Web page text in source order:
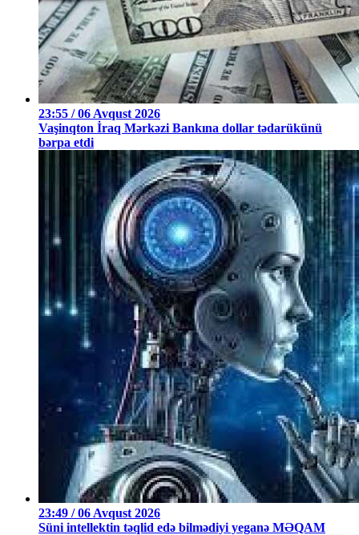
23:55 / 06 Avqust 2026
Vaşinqton İraq Mərkəzi Bankına dollar tədarükünü
bərpa etdi
23:49 / 06 Avqust 2026
Süni intellektin təqlid edə bilmədiyi yeganə MƏQAM